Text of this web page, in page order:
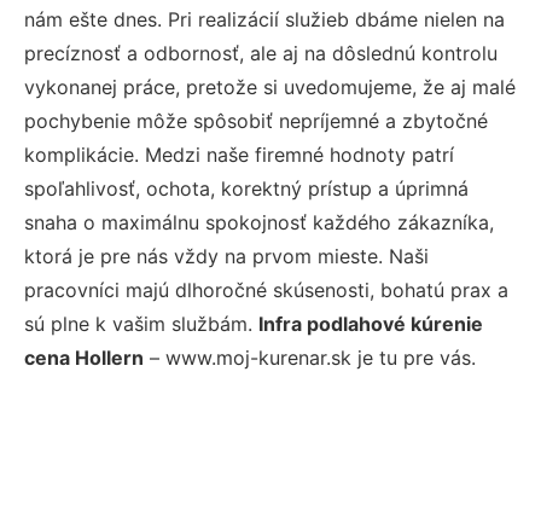
nám ešte dnes. Pri realizácií služieb dbáme nielen na
precíznosť a odbornosť, ale aj na dôslednú kontrolu
vykonanej práce, pretože si uvedomujeme, že aj malé
pochybenie môže spôsobiť nepríjemné a zbytočné
komplikácie. Medzi naše firemné hodnoty patrí
spoľahlivosť, ochota, korektný prístup a úprimná
snaha o maximálnu spokojnosť každého zákazníka,
ktorá je pre nás vždy na prvom mieste. Naši
pracovníci majú dlhoročné skúsenosti, bohatú prax a
sú plne k vašim službám. Infra podlahové kúrenie
cena Hollern – www.moj-kurenar.sk je tu pre vás.